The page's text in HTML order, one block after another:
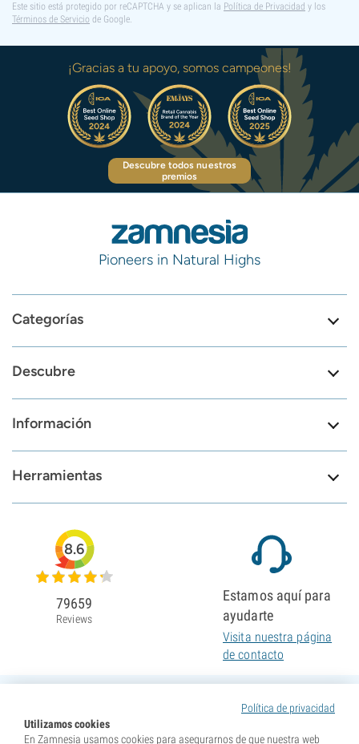
Este sitio está protegido por reCAPTCHA y se aplican la Política de Privacidad y los
Términos de Servicio de Google.
¡Gracias a tu apoyo, somos campeones!
Descubre todos nuestros
premios
Pioneers in Natural Highs
Categorías
Descubre
Información
Herramientas
Política de privacidad
Utilizamos cookies
En Zamnesia usamos cookies para asegurarnos de que nuestra web
8.6
79659
Reviews
Estamos aquí para
ayudarte
Visita nuestra página
de contacto